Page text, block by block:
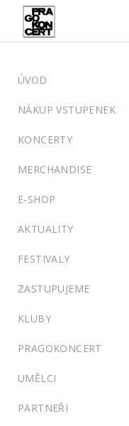
ÚVOD
NÁKUP VSTUPENEK
KONCERTY
MERCHANDISE
E-SHOP
AKTUALITY
FESTIVALY
ZASTUPUJEME
KLUBY
PRAGOKONCERT
UMĚLCI
PARTNEŘI